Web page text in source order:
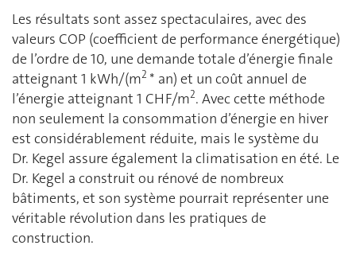
Les résultats sont assez spectaculaires, avec des
valeurs COP (coefficient de performance énergétique)
de l’ordre de 10, une demande totale d’énergie finale
atteignant 1 kWh/(m2 * an) et un coût annuel de
l’énergie atteignant 1 CHF/m2. Avec cette méthode
non seulement la consommation d’énergie en hiver
est considérablement réduite, mais le système du
Dr. Kegel assure également la climatisation en été. Le
Dr. Kegel a construit ou rénové de nombreux
bâtiments, et son système pourrait représenter une
véritable révolution dans les pratiques de
construction.